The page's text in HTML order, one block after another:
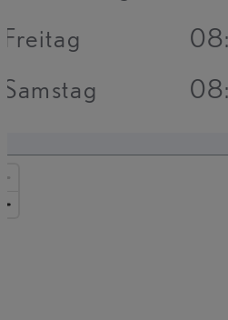
Freitag
Samstag